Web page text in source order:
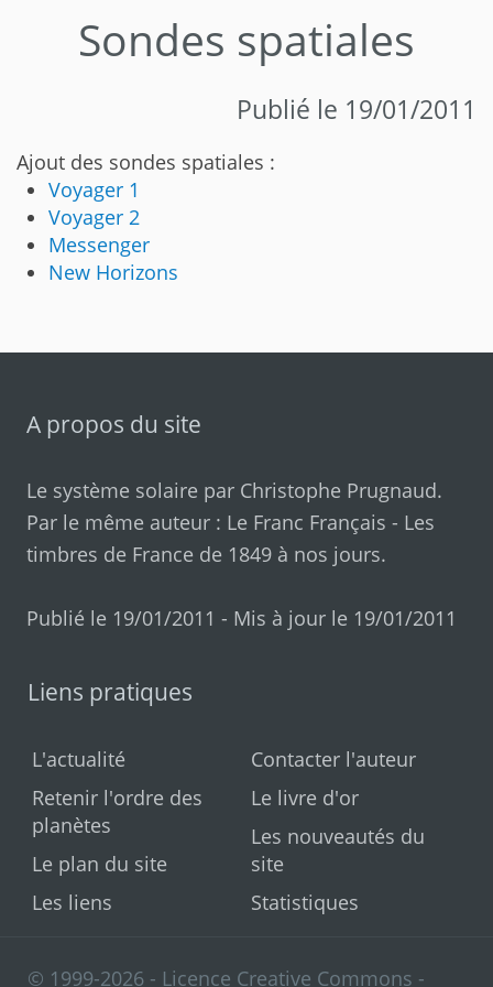
Sondes spatiales
Publié le 19/01/2011
Ajout des sondes spatiales :
Voyager 1
Voyager 2
Messenger
New Horizons
A propos du site
Le système solaire par Christophe Prugnaud.
Par le même auteur : Le Franc Français - Les
timbres de France de 1849 à nos jours.
Publié le 19/01/2011 - Mis à jour le 19/01/2011
Liens pratiques
L'actualité
Retenir l'ordre des
planètes
Le plan du site
Les liens
Contacter l'auteur
Le livre d'or
Les nouveautés du
site
Statistiques
© 1999-2026 - Licence Creative Commons -